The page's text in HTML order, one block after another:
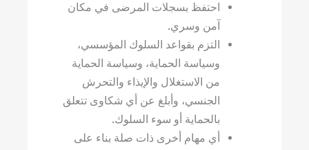
احتفظ بسجلات المرضى في مكان
آمن وسري.
التزم بقواعد السلوك المؤسسي،
وسياسة الحماية، وسياسة الحماية
من الاستغلال والإيذاء والتحرش
الجنسي، وأبلغ عن أي شكاوى تتعلق
بالحماية أو سوء السلوك.
أي مهام أخرى ذات صلة بناء على